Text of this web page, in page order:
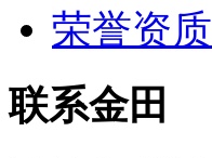
荣誉资质
联系金田